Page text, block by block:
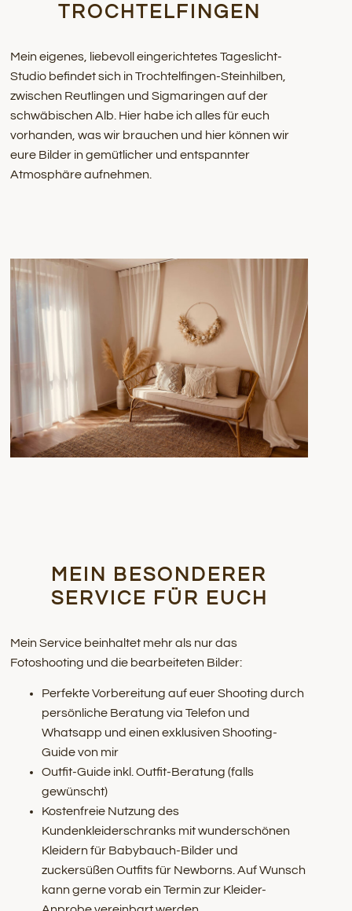
TROCHTELFINGEN
Mein eigenes, liebevoll eingerichtetes Tageslicht-
Studio befindet sich in Trochtelfingen-Steinhilben,
zwischen Reutlingen und Sigmaringen auf der
schwäbischen Alb. Hier habe ich alles für euch
vorhanden, was wir brauchen und hier können wir
eure Bilder in gemütlicher und entspannter
Atmosphäre aufnehmen.
MEIN BESONDERER
SERVICE FÜR EUCH
Mein Service beinhaltet mehr als nur das
Fotoshooting und die bearbeiteten Bilder:
Perfekte Vorbereitung auf euer Shooting durch
persönliche Beratung via Telefon und
Whatsapp und einen exklusiven Shooting-
Guide von mir
Outfit-Guide inkl. Outfit-Beratung (falls
gewünscht)
Kostenfreie Nutzung des
Kundenkleiderschranks mit wunderschönen
Kleidern für Babybauch-Bilder und
zuckersüßen Outfits für Newborns. Auf Wunsch
kann gerne vorab ein Termin zur Kleider-